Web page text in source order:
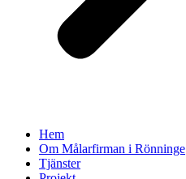
Hem
Om Målarfirman i Rönninge
Tjänster